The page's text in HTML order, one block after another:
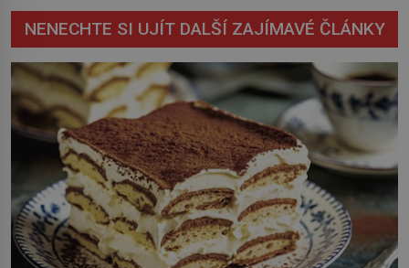
NENECHTE SI UJÍT DALŠÍ ZAJÍMAVÉ ČLÁNKY